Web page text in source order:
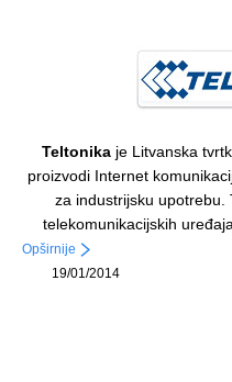
Teltonikaje Litvanska
proizvodi Internet
za industrijsku upotrebu.
telekomunikacijskih
Opširnije
19/01/2014